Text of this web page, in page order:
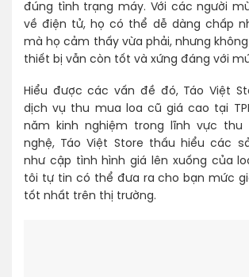
đúng tình trạng máy. Với các người
về điện tử, họ có thể dễ dàng chấp
mà họ cảm thấy vừa phải, nhưng
thiết bị vẫn còn tốt và xứng đáng với
Hiểu được các vấn đề đó, Táo Việt
dịch vụ thu mua loa cũ giá cao tại
năm kinh nghiệm trong lĩnh vực thu
nghệ, Táo Việt Store thấu hiểu các
như cập tình hình giá lên xuống của
tôi tự tin có thể đưa ra cho bạn mức
tốt nhất trên thị trường.